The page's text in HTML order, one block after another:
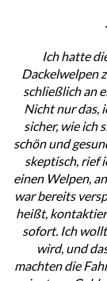
Ich hatte
Dackelwelpen
schließlich an
Nicht nur das,
sicher, wie ich
schön und
skeptisch, rief
einen Welpen,
war bereits
heißt,
sofort. Ich
wird, und
machten die